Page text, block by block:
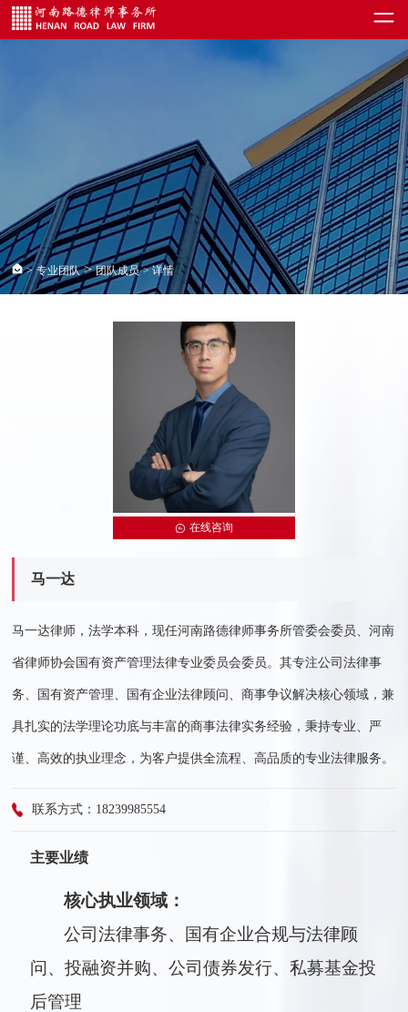
> 专业团队>团队成员 > 详情
马一达
马一达律师，法学本科，现任河南路德律师事务所管委会委员、河南
省律师协会国有资产管理法律专业委员会委员。其专注公司法律事
务、国有资产管理、国有企业法律顾问、商事争议解决核心领域，兼
具扎实的法学理论功底与丰富的商事法律实务经验，秉持专业、严
谨、高效的执业理念，为客户提供全流程、高品质的专业法律服务。
联系方式：18239985554
主要业绩
核心执业领域：
公司法律事务、国有企业合规与法律顾
问、投融资并购、公司债券发行、私募基金投
后管理
在线咨询